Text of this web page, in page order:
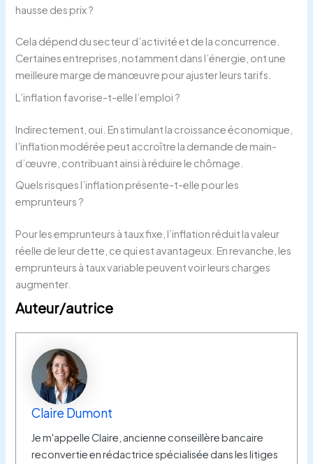
hausse des prix ?
Cela dépend du secteur d’activité et de la concurrence.
Certaines entreprises, notamment dans l’énergie, ont une
meilleure marge de manœuvre pour ajuster leurs tarifs.
L’inflation favorise-t-elle l’emploi ?
Indirectement, oui. En stimulant la croissance économique,
l’inflation modérée peut accroître la demande de main-
d’œuvre, contribuant ainsi à réduire le chômage.
Quels risques l’inflation présente-t-elle pour les
emprunteurs ?
Pour les emprunteurs à taux fixe, l’inflation réduit la valeur
réelle de leur dette, ce qui est avantageux. En revanche, les
emprunteurs à taux variable peuvent voir leurs charges
augmenter.
Auteur/autrice
Claire Dumont
Je m'appelle Claire, ancienne conseillère bancaire
reconvertie en rédactrice spécialisée dans les litiges